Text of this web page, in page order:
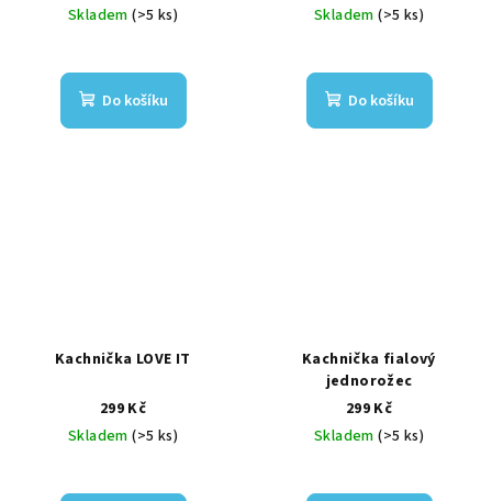
Skladem(>5 ks)
Do košíku
Skladem(>5 ks)
Do košíku
Kachnička LOVE IT
299 Kč
Skladem(>5 ks)
Kachnička fialový
jednorožec
299 Kč
Skladem(>5 ks)